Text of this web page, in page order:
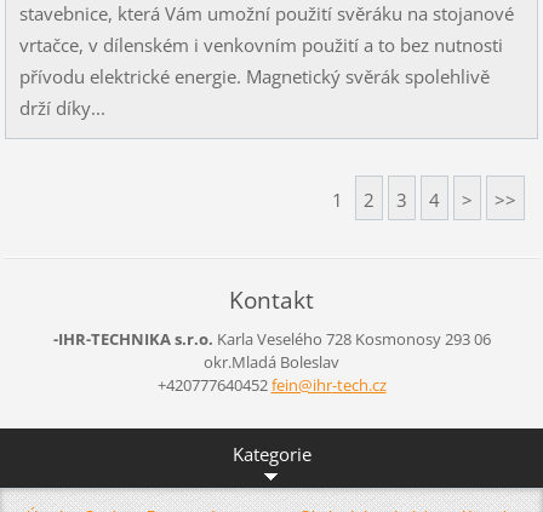
stavebnice, která Vám umožní použití svěráku na stojanové
vrtačce, v dílenském i venkovním použití a to bez nutnosti
přívodu elektrické energie. Magnetický svěrák spolehlivě
drží díky...
1 2 3 4 > >>
Kontakt
-IHR-TECHNIKA s.r.o. Karla Veselého 728Kosmonosy293 06
okr.Mladá Boleslav
+420777640452fein@ihr-tech.cz
Kategorie